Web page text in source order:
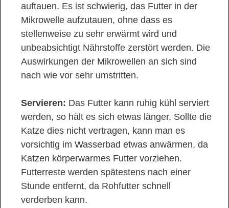
auftauen. Es ist schwierig, das Futter in der
Mikrowelle aufzutauen, ohne dass es
stellenweise zu sehr erwärmt wird und
unbeabsichtigt Nährstoffe zerstört werden. Die
Auswirkungen der Mikrowellen an sich sind
nach wie vor sehr umstritten.
Servieren: Das Futter kann ruhig kühl serviert
werden, so hält es sich etwas länger. Sollte die
Katze dies nicht vertragen, kann man es
vorsichtig im Wasserbad etwas anwärmen, da
Katzen körperwarmes Futter vorziehen.
Futterreste werden spätestens nach einer
Stunde entfernt, da Rohfutter schnell
verderben kann.